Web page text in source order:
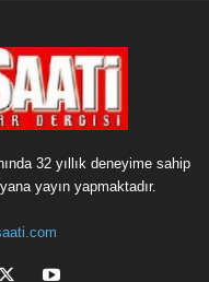
32 yıllık deneyime sahip
yayın yapmaktadır.